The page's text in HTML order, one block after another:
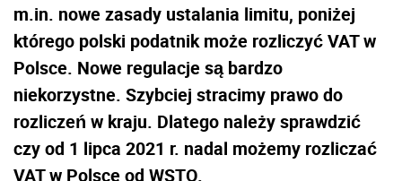
m.in. nowe zasady ustalania limitu, poniżej
którego polski podatnik może rozliczyć VAT w
Polsce. Nowe regulacje są bardzo
niekorzystne. Szybciej stracimy prawo do
rozliczeń w kraju. Dlatego należy sprawdzić
czy od 1 lipca 2021 r. nadal możemy rozliczać
VAT w Polsce od WSTO.